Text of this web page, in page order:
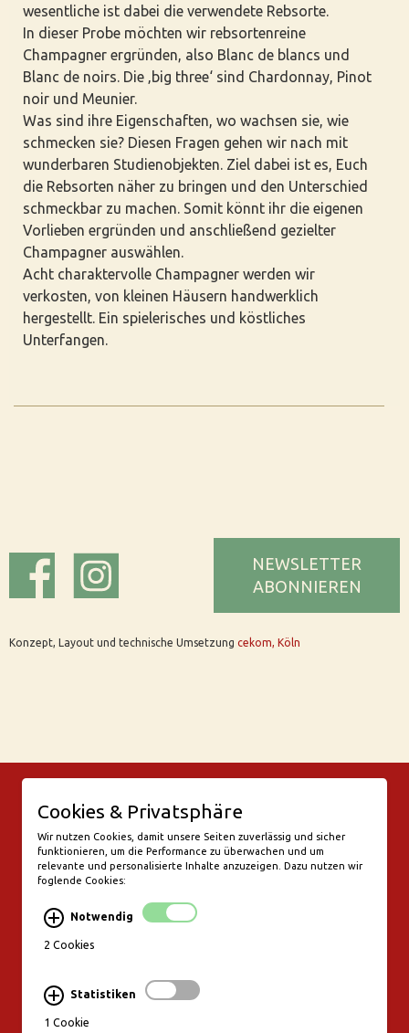
wesentliche ist dabei die verwendete Rebsorte.
In dieser Probe möchten wir rebsortenreine
Champagner ergründen, also Blanc de blancs und
Blanc de noirs. Die ‚big three‘ sind Chardonnay, Pinot
noir und Meunier.
Was sind ihre Eigenschaften, wo wachsen sie, wie
schmecken sie? Diesen Fragen gehen wir nach mit
wunderbaren Studienobjekten. Ziel dabei ist es, Euch
die Rebsorten näher zu bringen und den Unterschied
schmeckbar zu machen. Somit könnt ihr die eigenen
Vorlieben ergründen und anschließend gezielter
Champagner auswählen.
Acht charaktervolle Champagner werden wir
verkosten, von kleinen Häusern handwerklich
hergestellt. Ein spielerisches und köstliches
Unterfangen.
Konzept, Layout und technische Umsetzung cekom, Köln
NEWSLETTER
ABONNIEREN
Friesenwall 58
50672 Köln
valentine@bar-rix.de
Di + Mi Weinproben
Do 17:00-23:00
Fr - Sa 17:00 - 01:00
Stornierungsbedingungen
Cookies & Privatsphäre
Wir nutzen Cookies, damit unsere Seiten zuverlässig und sicher
funktionieren, um die Performance zu überwachen und um
relevante und personalisierte Inhalte anzuzeigen. Dazu nutzen wir
foglende Cookies:
Notwendig
2 Cookies
Statistiken
1 Cookie